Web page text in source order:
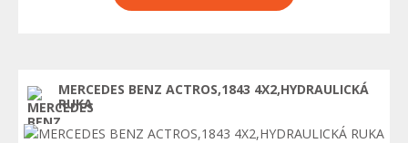
MERCEDES BENZ ACTROS,1843 4X2,HYDRAULICKÁ
RUKA